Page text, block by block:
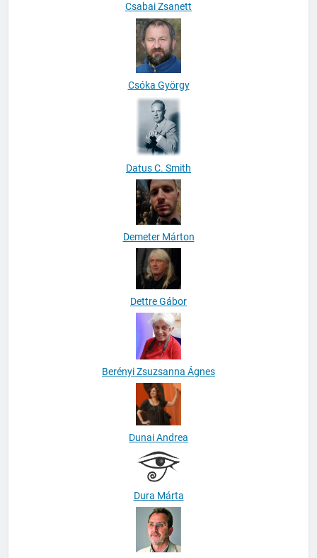
Csabai Zsanett
Csóka György
Datus C. Smith
Demeter Márton
Dettre Gábor
Berényi Zsuzsanna Ágnes
Dunai Andrea
Dura Márta